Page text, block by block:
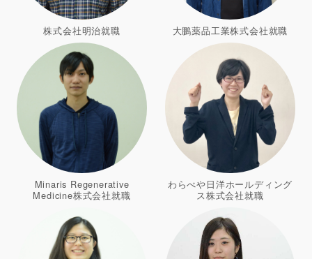
株式会社明治就職 大鵬薬品工業株式会社就職
Minaris Regenerative
Medicine株式会社就職
わらべや日洋ホールディング
ス株式会社就職